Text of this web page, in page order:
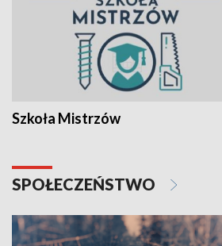
Szkoła Mistrzów
SPOŁECZEŃSTWO